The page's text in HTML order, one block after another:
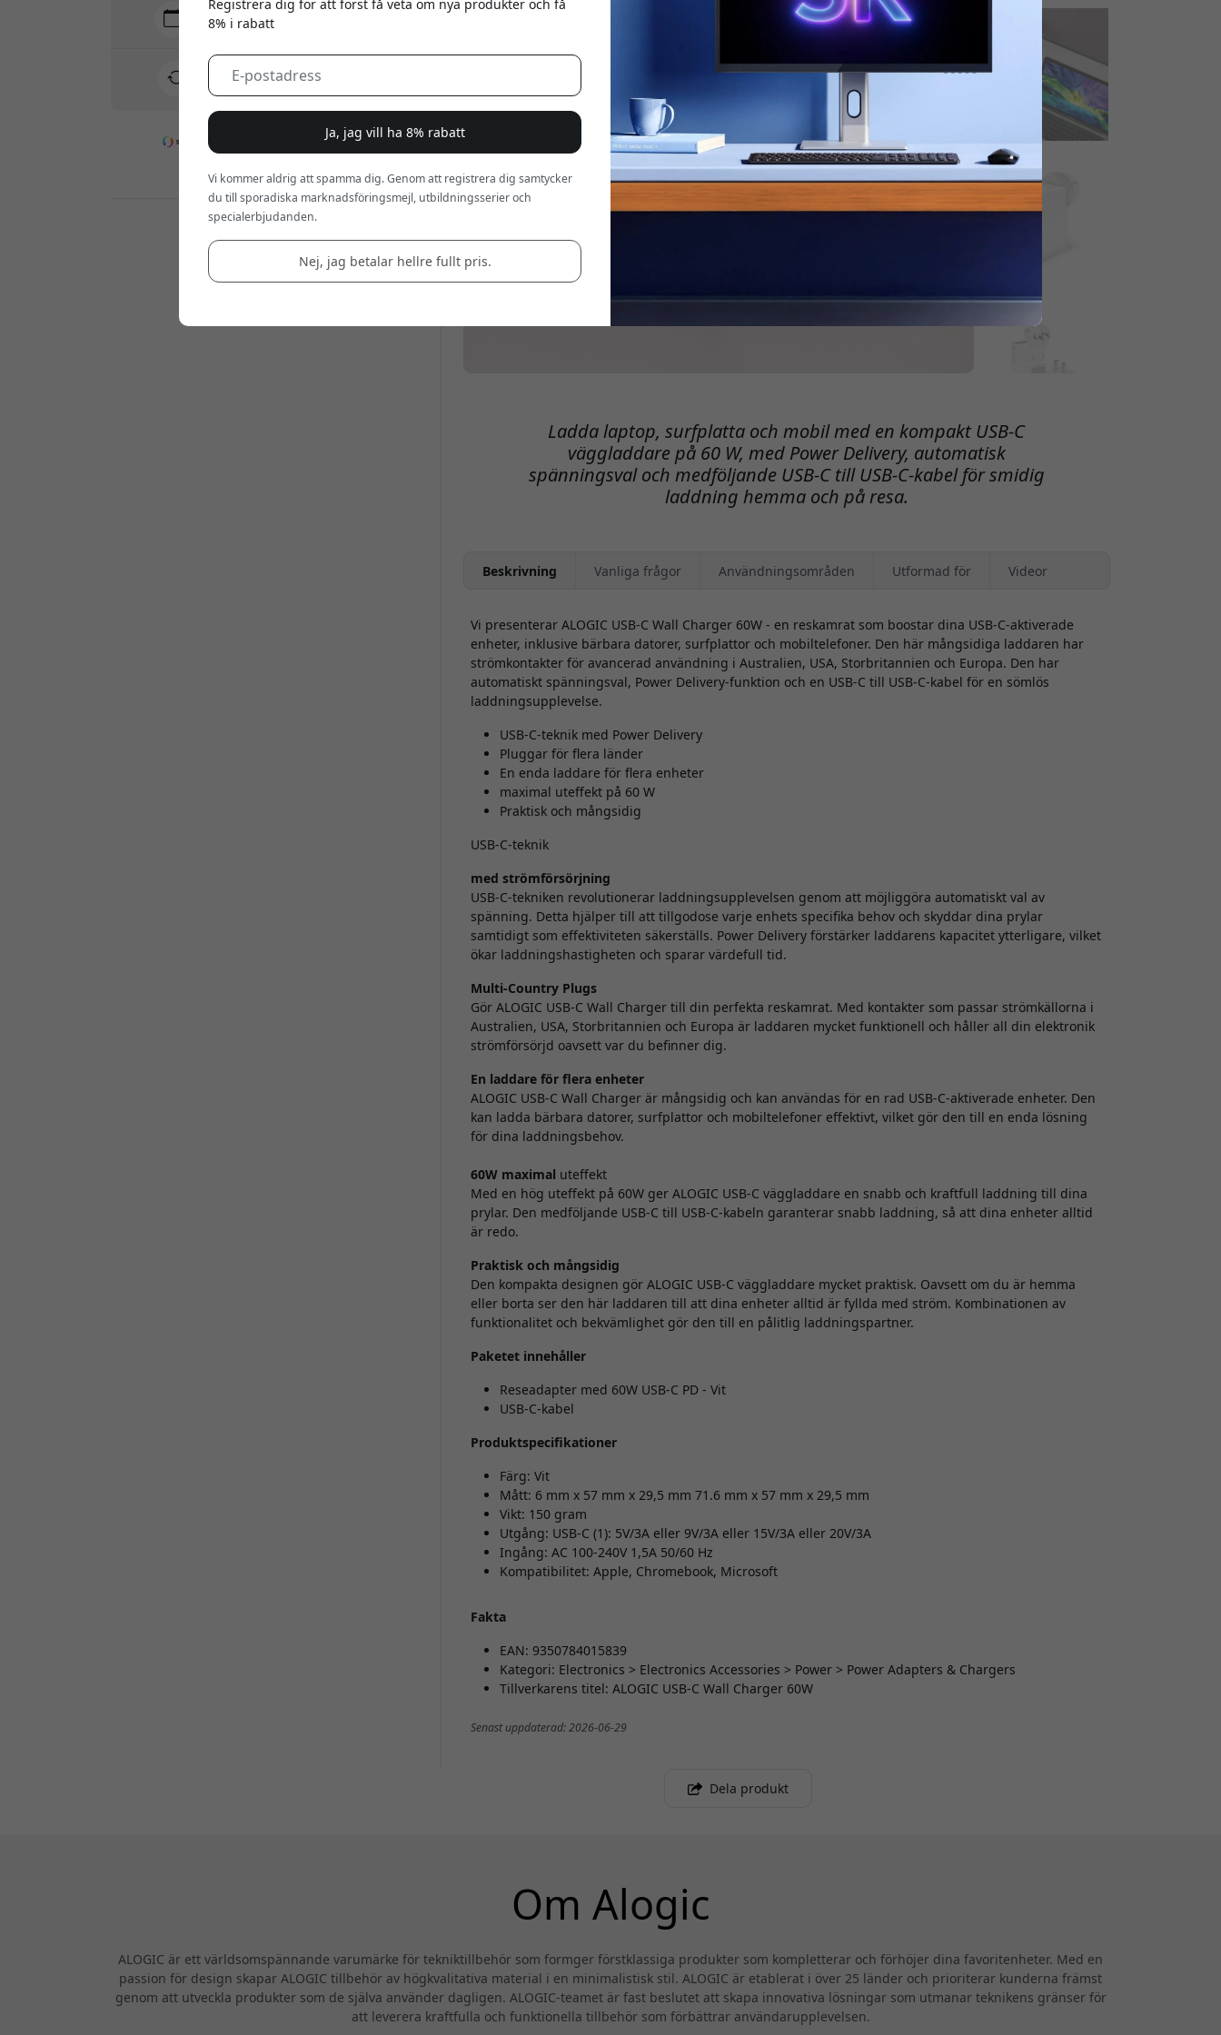
Ladda laptop, surfplatta och mobil med en kompakt USB-C
väggladdare på 60 W, med Power Delivery, automatisk
spänningsval och medföljande USB-C till USB-C-kabel för smidig
laddning hemma och på resa.
Beskrivning Vanliga frågor Användningsområden Utformad för Videor
Vi presenterar ALOGIC USB-C Wall Charger 60W - en reskamrat som boostar dina USB-C-aktiverade
enheter, inklusive bärbara datorer, surfplattor och mobiltelefoner. Den här mångsidiga laddaren har
strömkontakter för avancerad användning i Australien, USA, Storbritannien och Europa. Den har
automatiskt spänningsval, Power Delivery-funktion och en USB-C till USB-C-kabel för en sömlös
laddningsupplevelse.
USB-C-teknik med Power Delivery
Pluggar för flera länder
En enda laddare för flera enheter
maximal uteffekt på 60 W
Praktisk och mångsidig
USB-C-teknik
med strömförsörjning
USB-C-tekniken revolutionerar laddningsupplevelsen genom att möjliggöra automatiskt val av
spänning. Detta hjälper till att tillgodose varje enhets specifika behov och skyddar dina prylar
samtidigt som effektiviteten säkerställs. Power Delivery förstärker laddarens kapacitet ytterligare, vilket
ökar laddningshastigheten och sparar värdefull tid.
Multi-Country Plugs
Gör ALOGIC USB-C Wall Charger till din perfekta reskamrat. Med kontakter som passar strömkällorna i
Australien, USA, Storbritannien och Europa är laddaren mycket funktionell och håller all din elektronik
strömförsörjd oavsett var du befinner dig.
En laddare för flera enheter
ALOGIC USB-C Wall Charger är mångsidig och kan användas för en rad USB-C-aktiverade enheter. Den
kan ladda bärbara datorer, surfplattor och mobiltelefoner effektivt, vilket gör den till en enda lösning
för dina laddningsbehov.
60W maximal uteffekt
Med en hög uteffekt på 60W ger ALOGIC USB-C väggladdare en snabb och kraftfull laddning till dina
prylar. Den medföljande USB-C till USB-C-kabeln garanterar snabb laddning, så att dina enheter alltid
är redo.
Praktisk och mångsidig
Den kompakta designen gör ALOGIC USB-C väggladdare mycket praktisk. Oavsett om du är hemma
eller borta ser den här laddaren till att dina enheter alltid är fyllda med ström. Kombinationen av
funktionalitet och bekvämlighet gör den till en pålitlig laddningspartner.
Paketet innehåller
Reseadapter med 60W USB-C PD - Vit
USB-C-kabel
Produktspecifikationer
Färg: Vit
Mått: 6 mm x 57 mm x 29,5 mm 71.6 mm x 57 mm x 29,5 mm
Vikt: 150 gram
Utgång: USB-C (1): 5V/3A eller 9V/3A eller 15V/3A eller 20V/3A
Ingång: AC 100-240V 1,5A 50/60 Hz
Kompatibilitet: Apple, Chromebook, Microsoft
Fakta
EAN: 9350784015839
Kategori: Electronics > Electronics Accessories > Power > Power Adapters & Chargers
Tillverkarens titel: ALOGIC USB-C Wall Charger 60W
Senast uppdaterad: 2026-06-29
Leverans 10-12 augusti
Snabb och spårbar leverans
30 dagars returrätt
Enkel retur - inget krångel
Återförsäljare:
Dela produkt
Om Alogic
ALOGIC är ett världsomspännande varumärke för tekniktillbehör som formger förstklassiga produkter som kompletterar och förhöjer dina favoritenheter. Med en
passion för design skapar ALOGIC tillbehör av högkvalitativa material i en minimalistisk stil. ALOGIC är etablerat i över 25 länder och prioriterar kunderna främst
genom att utveckla produkter som de själva använder dagligen. ALOGIC-teamet är fast beslutet att skapa innovativa lösningar som utmanar teknikens gränser för
att leverera kraftfulla och funktionella tillbehör som förbättrar användarupplevelsen.
Registrera dig för att först få veta om nya produkter och få
8% i rabatt
Ja, jag vill ha 8% rabatt
Vi kommer aldrig att spamma dig. Genom att registrera dig samtycker
du till sporadiska marknadsföringsmejl, utbildningsserier och
specialerbjudanden.
Nej, jag betalar hellre fullt pris.